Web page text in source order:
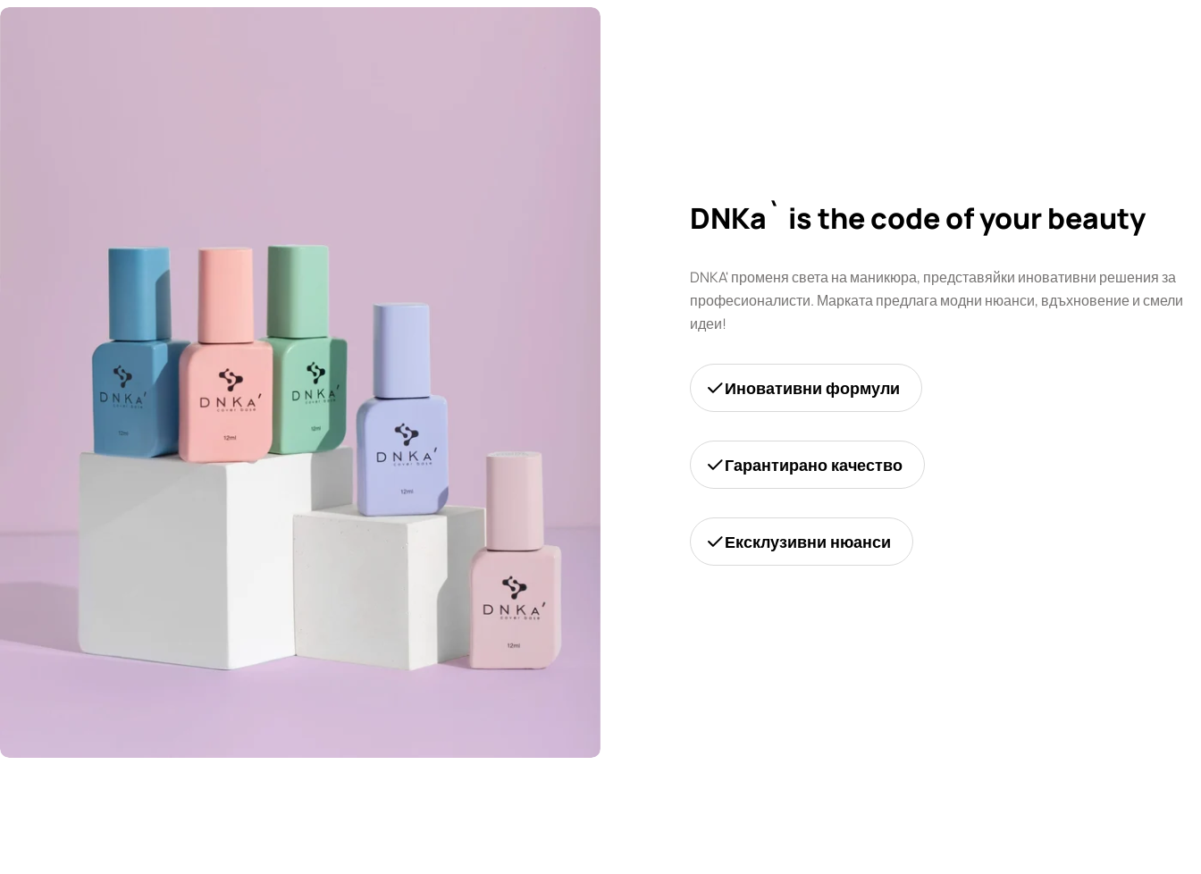
DNKa` is the code of your beauty
DNKA' променя света на маникюра, представяйки иновативни решения за
професионалисти. Марката предлага модни нюанси, вдъхновение и смели
идеи!
Иновативни формули
Гарантирано качество
Ексклузивни нюанси